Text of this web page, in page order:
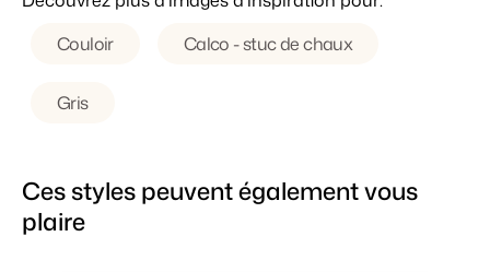
Couloir
Calco - stuc de chaux
Gris
Ces styles peuvent également vous
plaire